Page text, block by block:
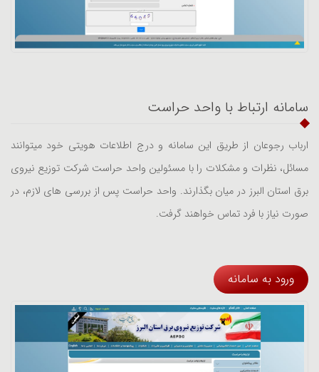
سامانه ارتباط با واحد حراست
ارباب رجوعان از طریق این سامانه و درج اطلاعات هویتی خود میتوانند
مسائل، نظرات و مشکلات را با مسئولین واحد حراست شرکت توزیع نیروی
برق استان البرز در میان بگذارند. واحد حراست پس از بررسی های لازم، در
صورت نیاز با فرد تماس خواهند گرفت.
ورود به سامانه